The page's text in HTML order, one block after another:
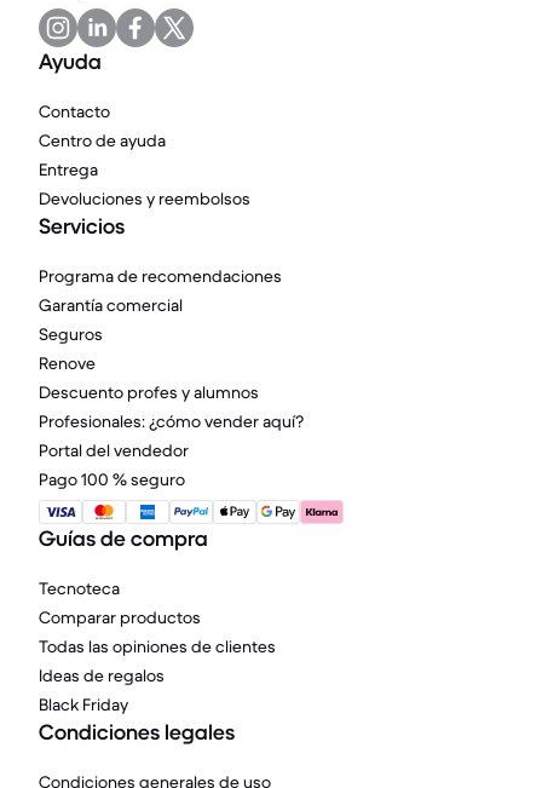
Ayuda
Contacto
Centro de ayuda
Entrega
Devoluciones y reembolsos
Servicios
Programa de recomendaciones
Garantía comercial
Seguros
Renove
Descuento profes y alumnos
Profesionales: ¿cómo vender aquí?
Portal del vendedor
Pago 100 % seguro
Guías de compra
Tecnoteca
Comparar productos
Todas las opiniones de clientes
Ideas de regalos
Black Friday
Condiciones legales
Condiciones generales de uso